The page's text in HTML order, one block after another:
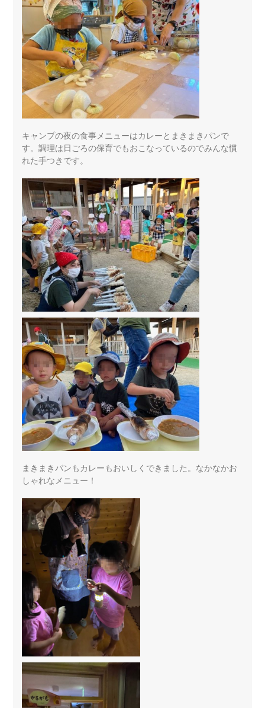
キャンプの夜の食事メニューはカレーとまきまきパンで
す。調理は日ごろの保育でもおこなっているのでみんな慣
れた手つきです。
まきまきパンもカレーもおいしくできました。なかなかお
しゃれなメニュー！